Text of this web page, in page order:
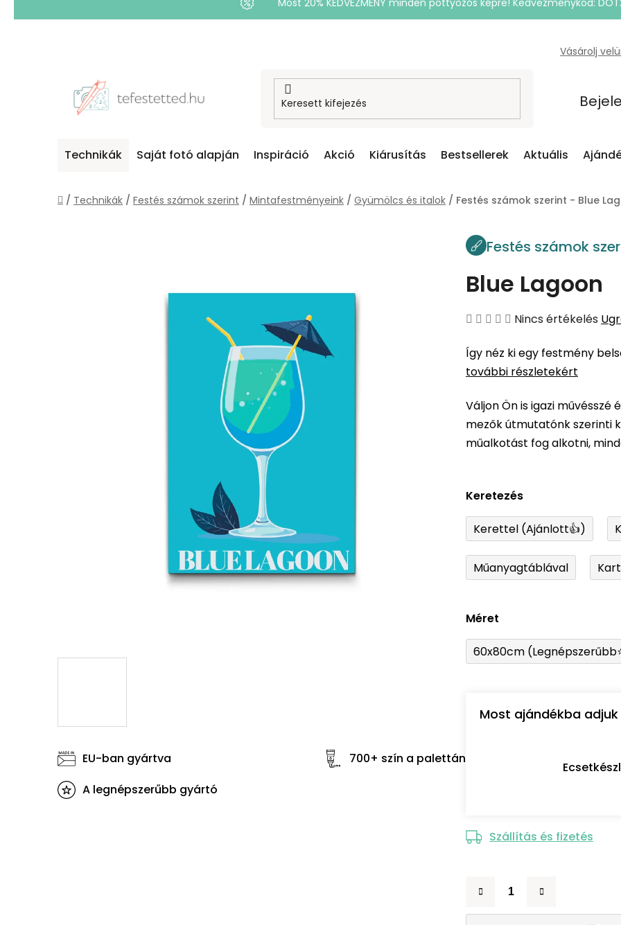
Most 20% KEDVEZMÉNY minden pöttyözős képre! Kedvezménykód:
Vásárolj
Technikák Saját fotó alapján Inspiráció Akció Kiárusítás Bestsellerek Aktuális
Kezdőlap
/ Technikák / Festés számok szerint / Mintafestményeink / Gyümölcs és italok / Festés számok szerint - Blue
Festés számok
Blue Lagoon
A
átlagos
értékelése
ből
0,0
csillag.
Nincs értékelés
Így néz ki egy festmény
további részletekért
Váljon Ön is igazi
mezők útmutatónk szerinti
műalkotást fog alkotni,
Keretezés
Kerettel (Ajánlott👍)
Műanyagtáblával
Méret
60x80cm
Most ajándékba
Szállítás és fizetés
EU-ban gyártva
700+ szín a palettán
A legnépszerűbb gyártó